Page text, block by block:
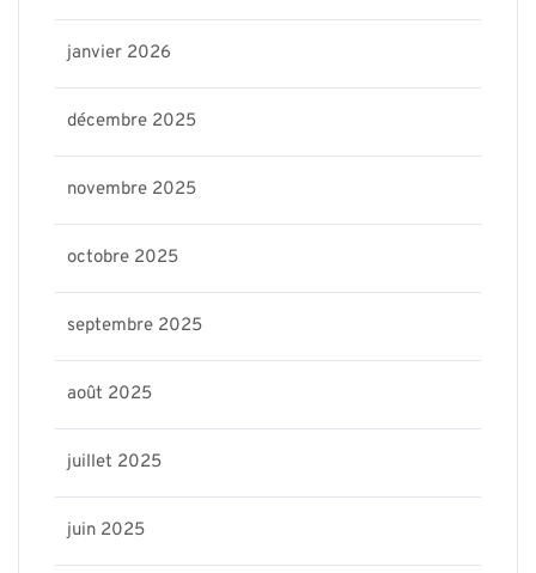
janvier 2026
décembre 2025
novembre 2025
octobre 2025
septembre 2025
août 2025
juillet 2025
juin 2025